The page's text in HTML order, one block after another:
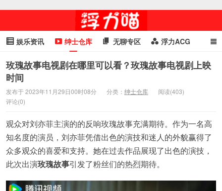
喵星闻
娱乐资讯 绅士仓库 无聊专区 浮力ACG
浮力GIF 明星头条 浮力资讯 头条女神 萌妹专区
cosplay
玫瑰故事电视剧在哪里可以看？玫瑰故事电视剧上映
时间
发布于 2023年11月29日00时08分 分类： 绅士仓库
阅读(403)
评论(0)
观众对刘亦菲主演的的反响玫瑰故事充满期待。作为一名高
知名度的演员，刘亦菲凭借出色的演技和迷人的外貌赢得了
众多观众的喜爱和支持。她在过去作品展现了出色的演技，
此次出演玫瑰故事引发了粉丝们的热烈期待。